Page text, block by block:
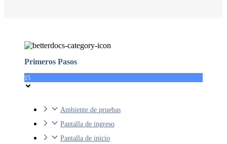
Primeros Pasos
15
Ambiente de pruebas
Pantalla de ingreso
Pantalla de inicio